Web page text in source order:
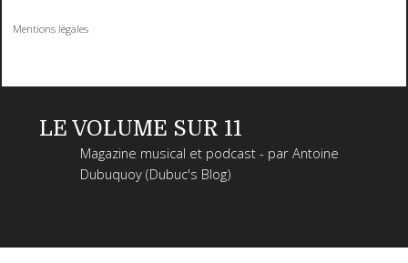
Mentions légales
LE VOLUME SUR 11
Magazine musical et podcast - par Antoine
Dubuquoy (Dubuc's Blog)